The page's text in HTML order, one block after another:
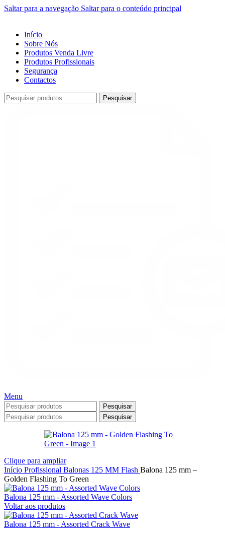
Saltar para a navegação Saltar para o conteúdo principal
Início
Sobre Nós
Produtos Venda Livre
Produtos Profissionais
Segurança
Contactos
Pesquisar
Menu
Pesquisar
Pesquisar
Clique para ampliar
Início Profissional Balonas 125 MM Flash Balona 125 mm –
Golden Flashing To Green
Balona 125 mm - Assorted Wave Colors
Voltar aos produtos
Balona 125 mm - Assorted Crack Wave